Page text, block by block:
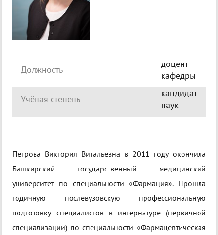
Должность
доцент
кафедры
Учёная степень
кандидат
наук
Петрова Виктория Витальевна в 2011 году окончила
Башкирский государственный медицинский
университет по специальности «Фармация». Прошла
годичную послевузовскую профессиональную
подготовку специалистов в интернатуре (первичной
специализации) по специальности «Фармацевтическая